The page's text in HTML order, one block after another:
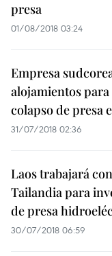
presa
01/08/2018 03:24
Empresa
alojamientos
colapso de presa
31/07/2018 02:36
Laos trabajará
Tailandia para
de presa
30/07/2018 06:59